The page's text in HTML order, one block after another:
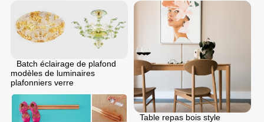
Batch éclairage de plafond
modèles de luminaires
plafonniers verre
Table repas bois style